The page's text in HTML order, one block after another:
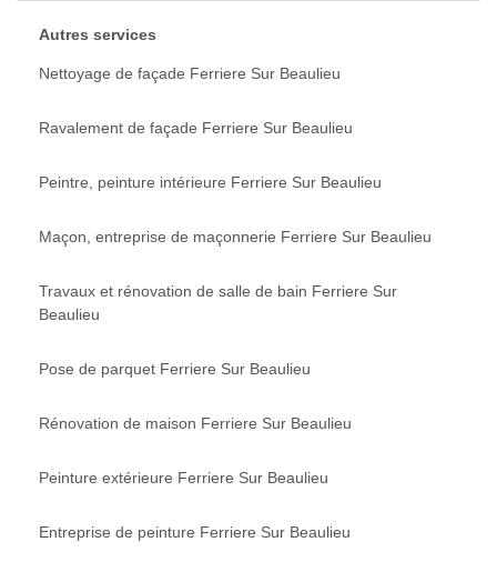
Autres services
Nettoyage de façade Ferriere Sur Beaulieu
Ravalement de façade Ferriere Sur Beaulieu
Peintre, peinture intérieure Ferriere Sur Beaulieu
Maçon, entreprise de maçonnerie Ferriere Sur Beaulieu
Travaux et rénovation de salle de bain Ferriere Sur
Beaulieu
Pose de parquet Ferriere Sur Beaulieu
Rénovation de maison Ferriere Sur Beaulieu
Peinture extérieure Ferriere Sur Beaulieu
Entreprise de peinture Ferriere Sur Beaulieu